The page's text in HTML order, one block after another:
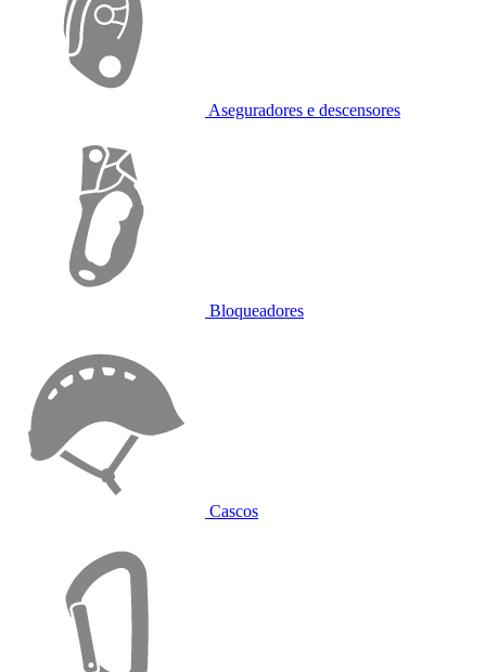
Aseguradores e descensores
Bloqueadores
Cascos